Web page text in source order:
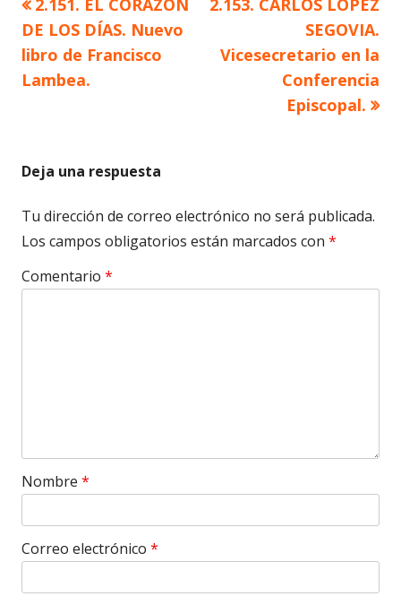
Navegación
de
entradas
anterior
2.151. EL CORAZÓN
DE LOS DÍAS. Nuevo
libro de Francisco
Lambea.
2.153. CARLOS LÓPEZ
SEGOVIA.
Vicesecretario en la
Conferencia
Episcopal.
Deja una respuesta
Tu dirección de correo electrónico no será publicada.
Los campos obligatorios están marcados con *
Comentario *
Nombre *
Correo electrónico *